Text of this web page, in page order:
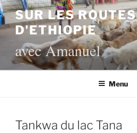
Aller
au
contenu
principal
SUR LES ROUTES
D'ETHIOPIE
avec Amanuel
Menu
Tankwa du lac Tana